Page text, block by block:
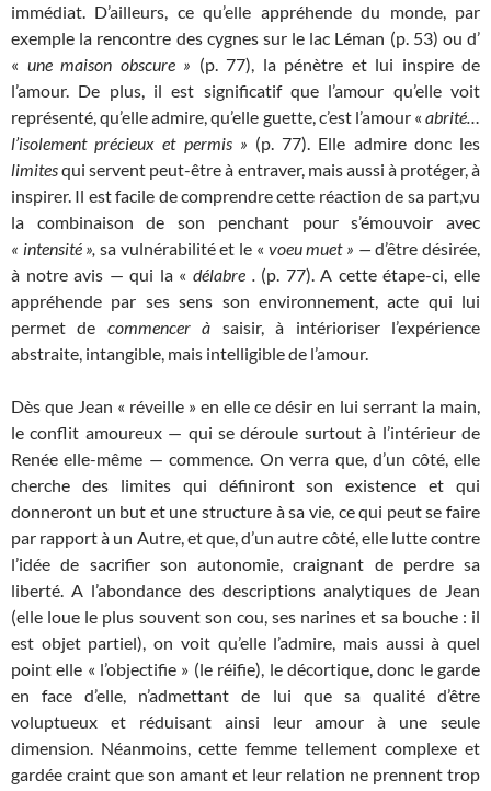
immédiat. D’ailleurs, ce qu’elle appréhende du monde, par
exemple la rencontre des cygnes sur le lac Léman (p. 53) ou d’
« une maison obscure » (p. 77), la pénètre et lui inspire de
l’amour. De plus, il est significatif que l’amour qu’elle voit
représenté, qu’elle admire, qu’elle guette, c’est l’amour « abrité…
l’isolement précieux et permis » (p. 77). Elle admire donc les
limitesqui servent peut-être à entraver, mais aussi à protéger, à
inspirer. Il est facile de comprendre cette réaction de sa part,vu
la combinaison de son penchant pour s’émouvoir avec
« intensité »,sa vulnérabilité et le « voeu muet » —d’être désirée,
à notre avis — qui la « délabre . (p. 77). A cette étape-ci, elle
appréhende par ses sens son environnement, acte qui lui
permet de commencer à saisir, à intérioriser l’expérience
abstraite, intangible, mais intelligible de l’amour.
Dès que Jean « réveille » en elle ce désir en lui serrant la main,
le conflit amoureux — qui se déroule surtout à l’intérieur de
Renée elle-même — commence. On verra que, d’un côté, elle
cherche des limites qui définiront son existence et qui
donneront un but et une structure à sa vie, ce qui peut se faire
par rapport à un Autre, et que, d’un autre côté, elle lutte contre
l’idée de sacrifier son autonomie, craignant de perdre sa
liberté. A l’abondance des descriptions analytiques de Jean
(elle loue le plus souvent son cou, ses narines et sa bouche : il
est objet partiel), on voit qu’elle l’admire, mais aussi à quel
point elle « l’objectifie » (le réifie), le décortique, donc le garde
en face d’elle, n’admettant de lui que sa qualité d’être
voluptueux et réduisant ainsi leur amour à une seule
dimension. Néanmoins, cette femme tellement complexe et
gardée craint que son amant et leur relation ne prennent trop